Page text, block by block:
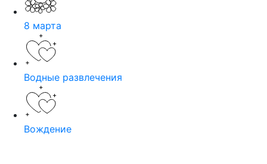
8 марта
Водные развлечения
Вождение